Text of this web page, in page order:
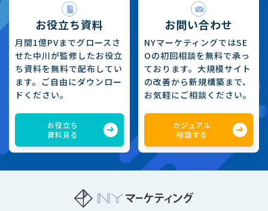
お役立ち資料
月間1億PVまでグロースさ
せた中川が監修したお役立
ち資料を無料で配布してい
ます。ご自由にダウンロー
ドください。
お役立ち
資料見る
お問い合わせ
NYマーケティングではSE
Oの初回相談を無料で承っ
ております。大規模サイト
の改善から新規構築まで、
お気軽にご相談ください。
カジュアル
相談する